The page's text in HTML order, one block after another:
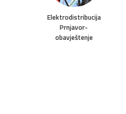
Elektrodistribucija
Prnjavor-
obavještenje